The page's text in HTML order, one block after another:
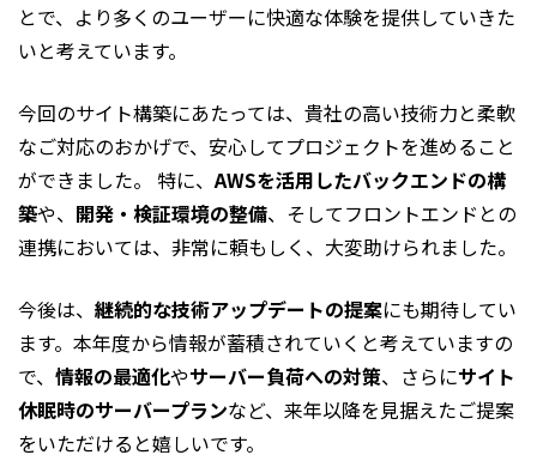
とで、より多くのユーザーに快適な体験を提供していきた
いと考えています。
今回のサイト構築にあたっては、貴社の高い技術力と柔軟
なご対応のおかげで、安心してプロジェクトを進めること
ができました。 特に、AWSを活用したバックエンドの構
築や、 開発・検証環境の整備、そしてフロントエンドとの
連携においては、非常に頼もしく、大変助けられました。
今後は、 継続的な技術アップデートの提案にも期待してい
ます。本年度から情報が蓄積されていくと考えていますの
で、 情報の最適化やサーバー負荷への対策、さらにサイト
休眠時のサーバープランなど、来年以降を見据えたご提案
をいただけると嬉しいです。